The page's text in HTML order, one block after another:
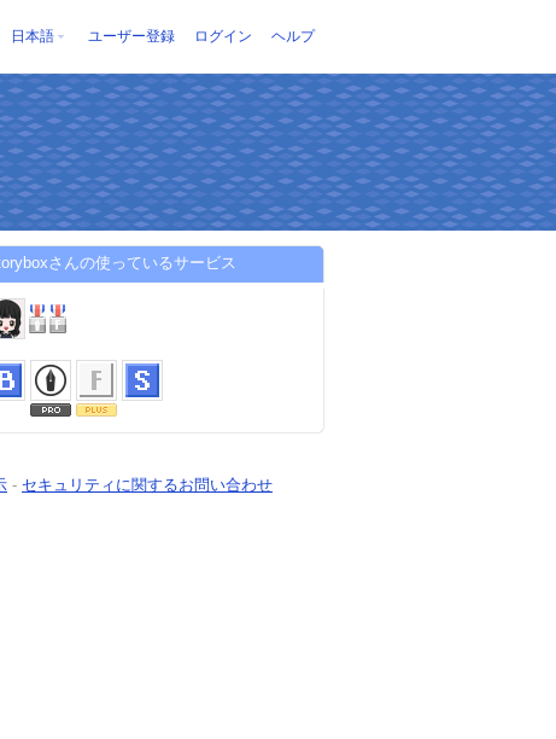
日本語 ユーザー登録 ログイン ヘルプ
さんの使っているサービス
- セキュリティに関するお問い合わせ